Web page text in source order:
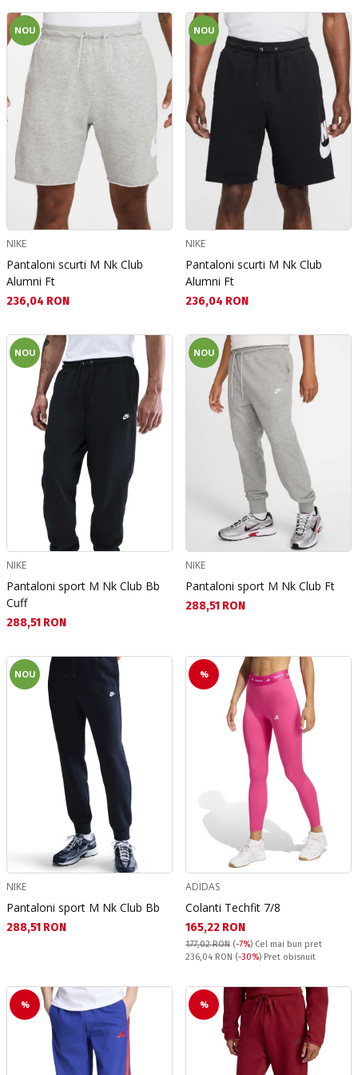
NOU
NIKE
Pantaloni scurti M Nk Club
Alumni Ft
Текуща цена:
236,04 RON
NOU
NIKE
Pantaloni scurti M Nk Club
Alumni Ft
Текуща цена:
236,04 RON
NOU
NIKE
Pantaloni sport M Nk Club Bb
Cuff
Текуща цена:
288,51 RON
NOU
NIKE
Pantaloni sport M Nk Club Ft
Текуща цена:
288,51 RON
NOU
NIKE
Pantaloni sport M Nk Club Bb
Текуща цена:
288,51 RON
%
ADIDAS
Colanti Techfit 7/8
Текуща цена:
165,22 RON
177,02 RON (-7%) Cel mai bun pret
Pret obisnuit:
236,04 RON (-30%) Pret obisnuit
% %